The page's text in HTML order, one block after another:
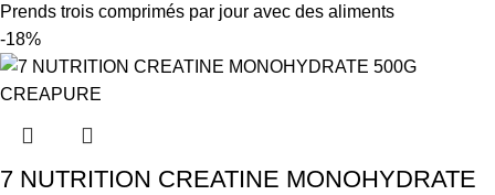
Prends trois comprimés par jour avec des aliments
-18%
7 NUTRITION CREATINE MONOHYDRATE